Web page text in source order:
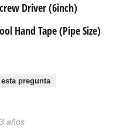
Driver (6inch)
Hand Tape (Pipe Size)
pregunta
años